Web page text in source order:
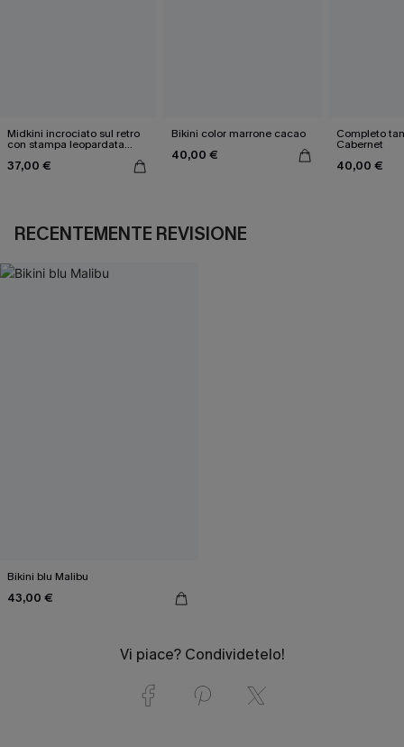
Midkini incrociato sul retro
con stampa leopardata
37,00 €
Bikini color marrone cacao
40,00 €
Completo
Cabernet
40,00 €
RECENTEMENTE REVISIONE
Bikini blu Malibu
43,00 €
Vi piace? Condividetelo!